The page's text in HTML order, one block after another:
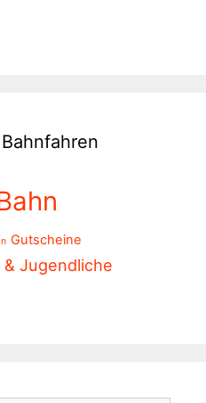
Gutscheine
& Jugendliche